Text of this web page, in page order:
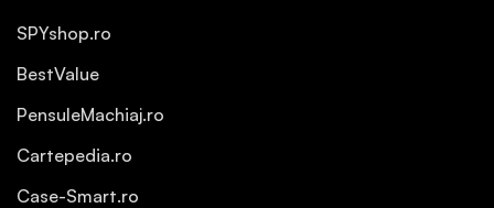
SPYshop.ro
BestValue
PensuleMachiaj.ro
Cartepedia.ro
Case-Smart.ro